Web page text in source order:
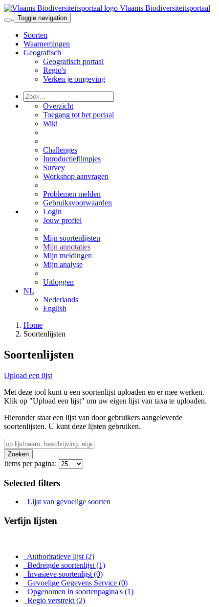
Vlaams Biodiversiteitsportaal
Toggle navigation
Soorten
Waarnemingen
Geografisch
Geografisch portaal
Regio's
Verken je omgeving
Overzicht
Toegang tot het portaal
Wiki
Challenges
Introductiefilmpjes
Survey
Workshop aanvragen
Problemen melden
Gebruiksvoorwaarden
Login
Jouw profiel
Mijn soortenlijsten
Mijn annotaties
Mijn meldingen
Mijn analyse
Uitloggen
NL
Nederlands
English
Home
Soortenlijsten
Soortenlijsten
Upload een lijst
Met deze tool kunt u een soortenlijst uploaden en er mee werken.
Klik op "Upload een lijst" om uw eigen lijst van taxa te uploaden.
Hieronder staat een lijst van door gebruikers aangeleverde
soortenlijsten. U kunt deze lijsten gebruiken.
Zoeken
Items per pagina:
Selected filters
Lijst van gevoelige soorten
Verfijn lijsten
Authoritatieve lijst (2)
Bedreigde soortenlijst (1)
Invasieve soortenlijst (0)
Gevoelige Gegevens Service (0)
Opgenomen in soortenpagina's (1)
Regio verstrekt (2)